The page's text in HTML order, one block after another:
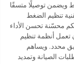
ويضمن توصيلًا متسقًا
تنظيم الضغط
محسّنة تحسن الأداء
تعمل أنظمة تنظيم
محدد. ويساهم
الصيانة وتمديد